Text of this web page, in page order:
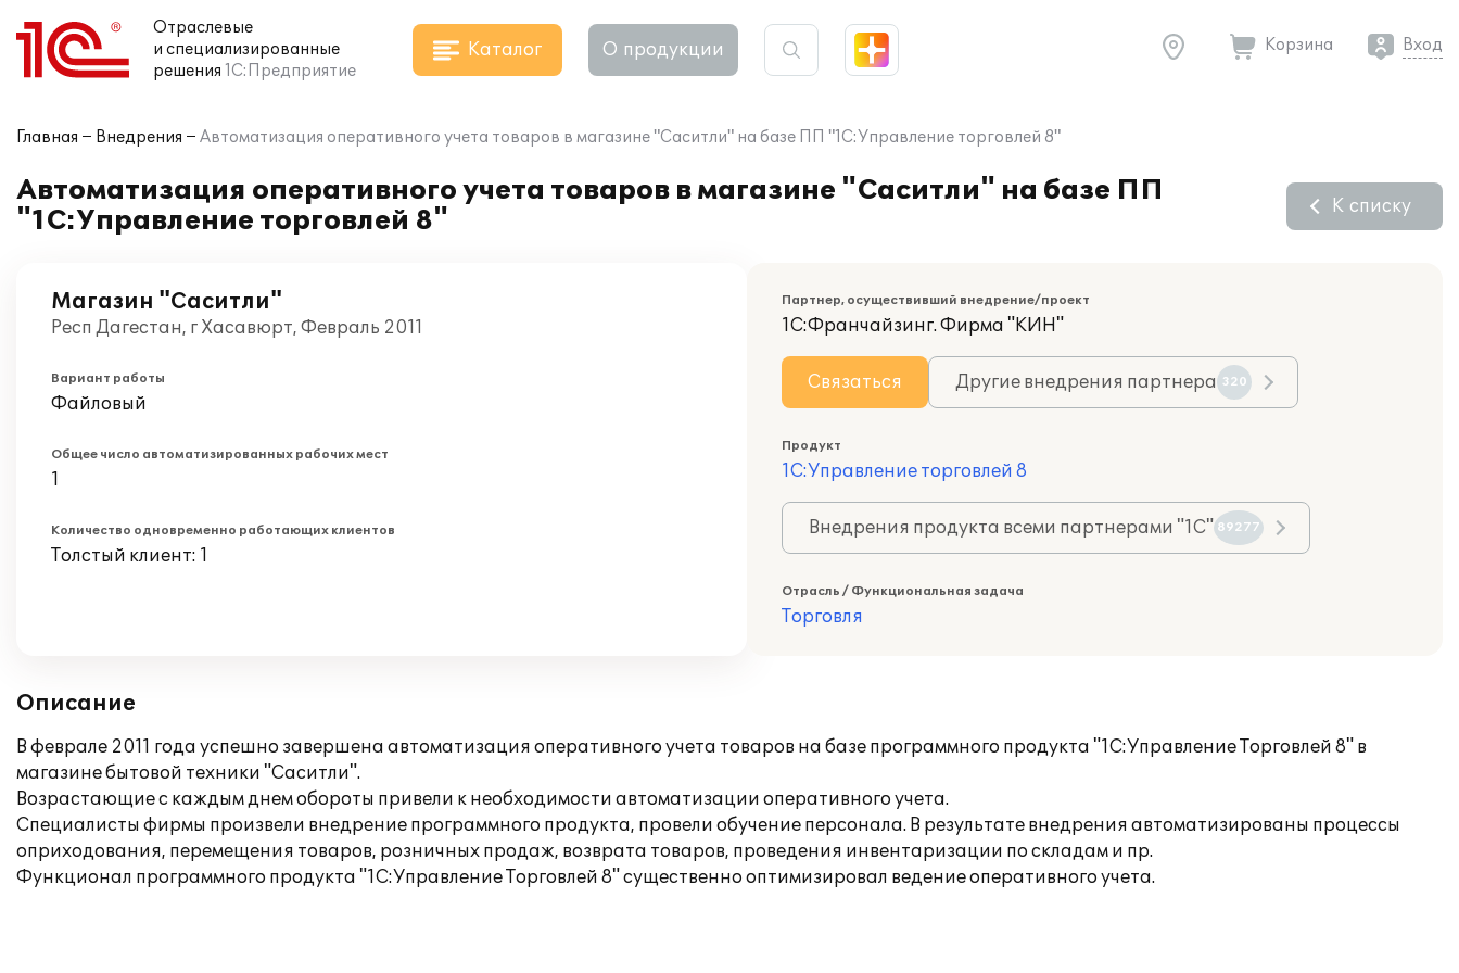
Отраслевые
и специализированные
решения 1С:Предприятие
Каталог О продукции Корзина Вход
Главная Внедрения Автоматизация оперативного учета товаров в магазине "Саситли" на базе ПП "1С:Управление торговлей 8"
Автоматизация оперативного учета товаров в магазине "Саситли" на базе ПП
"1С:Управление торговлей 8"
К списку
Магазин "Саситли"
Респ Дагестан, г Хасавюрт, Февраль 2011
Вариант работы
Файловый
Общее число автоматизированных рабочих мест
1
Количество одновременно работающих клиентов
Толстый клиент: 1
Партнер, осуществивший внедрение/проект
1С:Франчайзинг. Фирма "КИН"
Связаться Другие внедрения партнера 320
Продукт
1С:Управление торговлей 8
Внедрения продукта всеми партнерами "1С" 89277
Отрасль / Функциональная задача
Торговля
Описание
В феврале 2011 года успешно завершена автоматизация оперативного учета товаров на базе программного продукта "1С:Управление Торговлей 8" в
магазине бытовой техники "Саситли".
Возрастающие с каждым днем обороты привели к необходимости автоматизации оперативного учета.
Специалисты фирмы произвели внедрение программного продукта, провели обучение персонала. В результате внедрения автоматизированы процессы
оприходования, перемещения товаров, розничных продаж, возврата товаров, проведения инвентаризации по складам и пр.
Функционал программного продукта "1С:Управление Торговлей 8" существенно оптимизировал ведение оперативного учета.